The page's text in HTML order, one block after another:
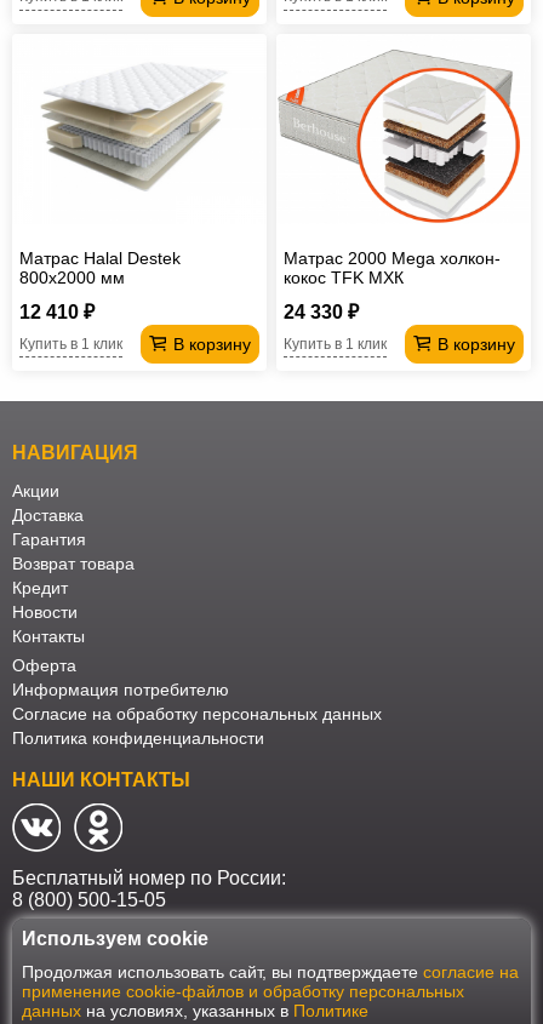
Матрас Halal Destek
800х2000 мм
12 410 ₽
В корзину
Купить в 1 клик
Матрас 2000 Mega холкон-
кокос TFK МХК
24 330 ₽
В корзину
Купить в 1 клик
НАВИГАЦИЯ
Акции
Доставка
Гарантия
Возврат товара
Кредит
Новости
Контакты
Оферта
Информация потребителю
Согласие на обработку персональных данных
Политика конфиденциальности
НАШИ КОНТАКТЫ
Бесплатный номер по России:
8 (800) 500-15-05
Наш интернет-магазин работает в соответствии с требованиями
Федерального закона от 27 июля 2006 года №152-ФЗ "О персональных
данных". Оформить заказ на сайте Мебеласка возможно только при
наличии согласия на обработку Ваших персональных данных. Для
Используем cookie
Продолжая использовать сайт, вы подтверждаете согласие на
применение cookie-файлов и обработку персональных
данных на условиях, указанных в Политике